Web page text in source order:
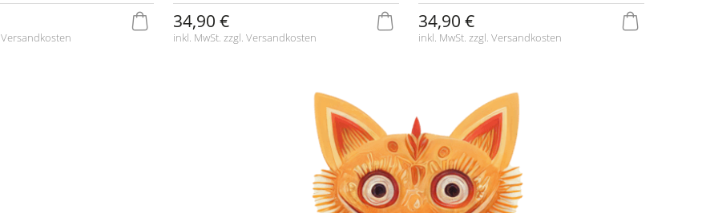
Versandkosten
34,90 €
inkl. MwSt. zzgl. Versandkosten
34,90 €
inkl. MwSt. zzgl. Versandkosten